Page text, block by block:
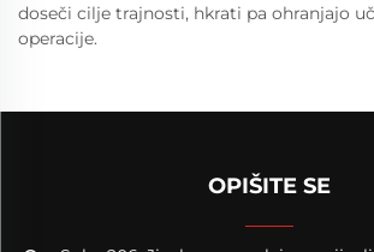
doseči cilje trajnosti, hkrati pa ohranjajo
operacije.
OPIŠITE SE